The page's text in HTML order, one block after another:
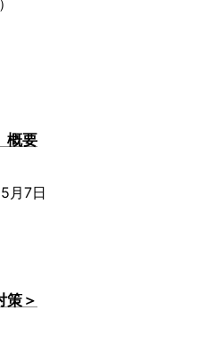
概要
月7日
策＞